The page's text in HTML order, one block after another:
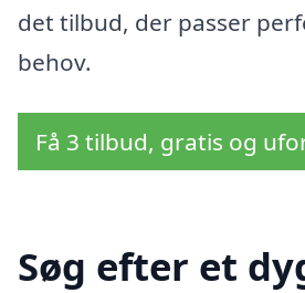
det tilbud, der passer
behov.
Få 3 tilbud, gratis og
Søg efter et